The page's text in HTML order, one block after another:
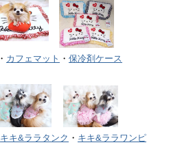
・ カフェマット ・ 保冷剤ケース
キキ&ララタンク ・ キキ&ララワンピ